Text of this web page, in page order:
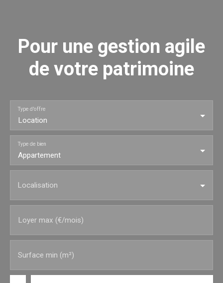
Pour une gestion agile
de votre patrimoine
Location
Type d'offre
Appartement
Type de bien
Localisation
Loyer max (€/mois)
Surface min (m²)